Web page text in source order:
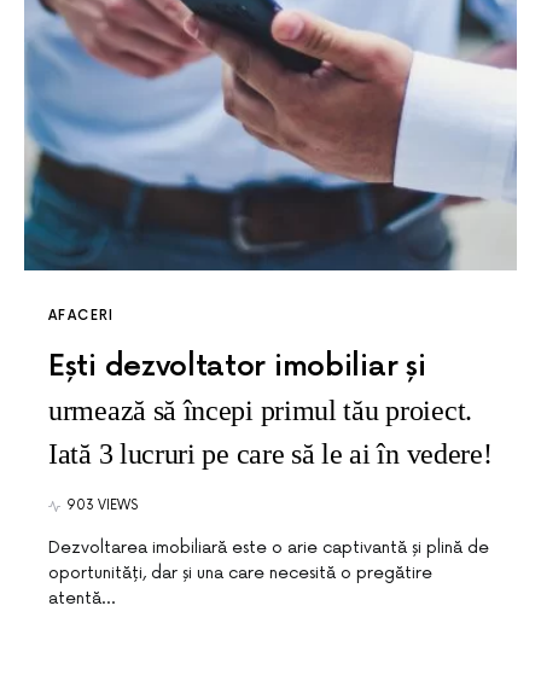
AFACERI
Ești dezvoltator imobiliar și
urmează să începi primul tău proiect.
Iată 3 lucruri pe care să le ai în vedere!
903 VIEWS
Dezvoltarea imobiliară este o arie captivantă și plină de
oportunități, dar și una care necesită o pregătire
atentă…